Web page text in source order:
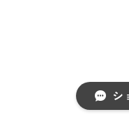
シ
ドイツ製 Home Fashion